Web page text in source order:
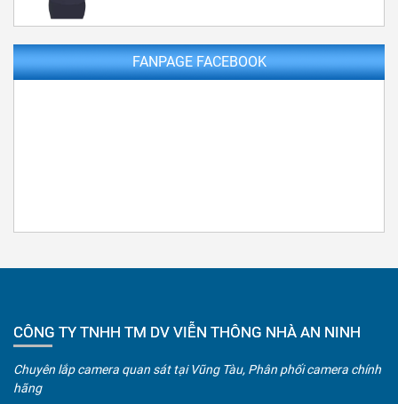
FANPAGE FACEBOOK
CÔNG TY TNHH TM DV VIỄN THÔNG NHÀ AN NINH
Chuyên lắp camera quan sát tại Vũng Tàu, Phân phối camera chính
hãng